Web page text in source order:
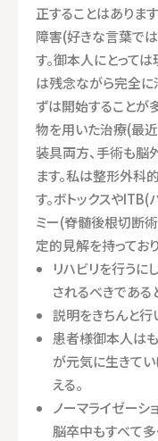
正することはあります
障害(好きな言葉で
す。御本人にとって
は残念ながら完全に
ずは開始することが
物を用いた治療(最近
装具両方、手術も脳
ます。私は整形外科
す。ボトックスや
ミー(脊髄後根切断
定的見解を持ってお
リハビリを行うに
されるべきである
説明をきちんと行
患者様御本人は
が元気に生きて
える。
ノーマライゼーシ
脳卒中もすべて